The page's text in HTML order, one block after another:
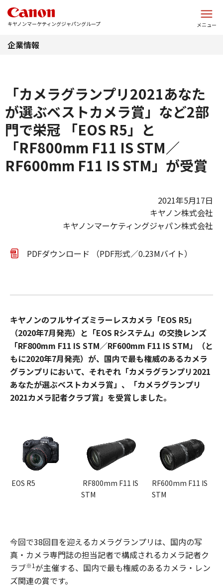
キヤノンマーケティングジャパングループ メニュー
企業情報
「カメラグランプリ2021あなた
が選ぶベストカメラ賞」など2部
門で栄冠 「EOS R5」と
「RF800mm F11 IS STM／
RF600mm F11 IS STM」が受賞
2021年5月17日
キヤノン株式会社
キヤノンマーケティングジャパン株式会社
PDFダウンロード （PDF形式／0.23Mバイト）
キヤノンのフルサイズミラーレスカメラ「EOS R5」
（2020年7月発売）と「EOS Rシステム」の交換レンズ
「RF800mm F11 IS STM／RF600mm F11 IS STM」（と
もに2020年7月発売）が、国内で最も権威のあるカメラ
グランプリにおいて、それぞれ「カメラグランプリ2021
あなたが選ぶベストカメラ賞」、「カメラグランプリ
2021カメラ記者クラブ賞」を受賞しました。
EOS R5
RF800mm F11 IS
STM
RF600mm F11 IS
STM
今回で38回目を迎えるカメラグランプリは、国内の写
真・カメラ専門誌の担当記者で構成されるカメラ記者ク
ラブ※1が主催する、国内で最も権威のあるカメラ・レン
ズ関連の賞です。